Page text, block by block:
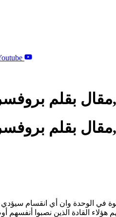
,مقال بقلم
,مقال بقلم
في الوحدة وان أي انقسام
هؤلاء القادة الذين نصبوا